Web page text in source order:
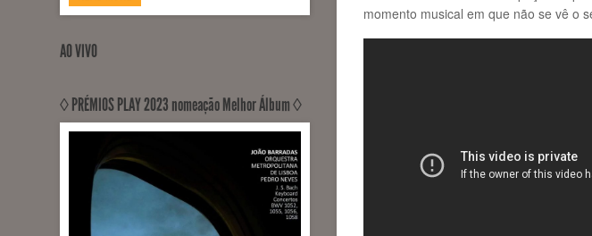
AO VIVO
◊ PRÉMIOS PLAY 2023 nomeação Melhor Álbum ◊
momento musical em que não se vê o